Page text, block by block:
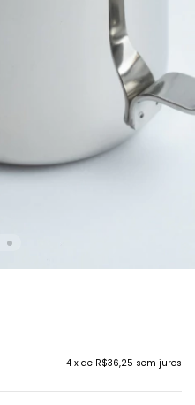
4 x de R$36,25 sem juros